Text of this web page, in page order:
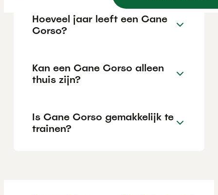
Hoeveel jaar leeft een Cane
Corso?
Kan een Cane Corso alleen
thuis zijn?
Is Cane Corso gemakkelijk te
trainen?